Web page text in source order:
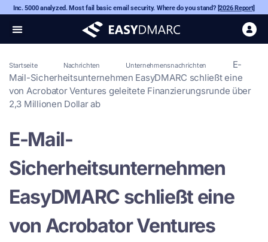
Inc. 5000 analyzed. Most fail basic email security. Where do you stand? [2026 Report]
Startseite Nachrichten Unternehmensnachrichten
E-
Mail-Sicherheitsunternehmen EasyDMARC schließt eine
von Acrobator Ventures geleitete Finanzierungsrunde über
2,3 Millionen Dollar ab
E-Mail-
Sicherheitsunternehmen
EasyDMARC schließt eine
von Acrobator Ventures